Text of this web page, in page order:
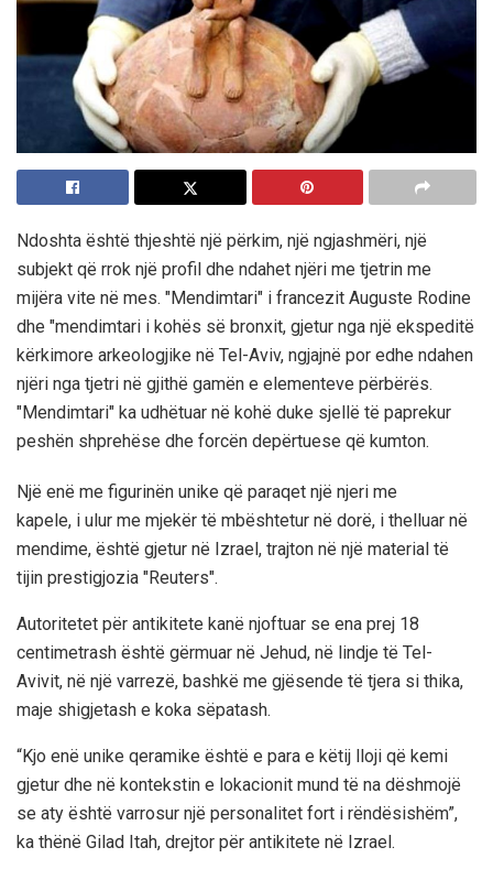
Ndoshta është thjeshtë një përkim, një ngjashmëri, një
subjekt që rrok një profil dhe ndahet njëri me tjetrin me
mijëra vite në mes. "Mendimtari" i francezit Auguste Rodine
dhe "mendimtari i kohës së bronxit, gjetur nga një ekspeditë
kërkimore arkeologjike në Tel-Aviv, ngjajnë por edhe ndahen
njëri nga tjetri në gjithë gamën e elementeve përbërës.
"Mendimtari" ka udhëtuar në kohë duke sjellë të paprekur
peshën shprehëse dhe forcën depërtuese që kumton.
Një enë me figurinën unike që paraqet një njeri me
kapele, i ulur me mjekër të mbështetur në dorë, i thelluar në
mendime, është gjetur në Izrael, trajton në një material të
tijin prestigjozia "Reuters".
Autoritetet për antikitete kanë njoftuar se ena prej 18
centimetrash është gërmuar në Jehud, në lindje të Tel-
Avivit, në një varrezë, bashkë me gjësende të tjera si thika,
maje shigjetash e koka sëpatash.
“Kjo enë unike qeramike është e para e këtij lloji që kemi
gjetur dhe në kontekstin e lokacionit mund të na dëshmojë
se aty është varrosur një personalitet fort i rëndësishëm”,
ka thënë Gilad Itah, drejtor për antikitete në Izrael.